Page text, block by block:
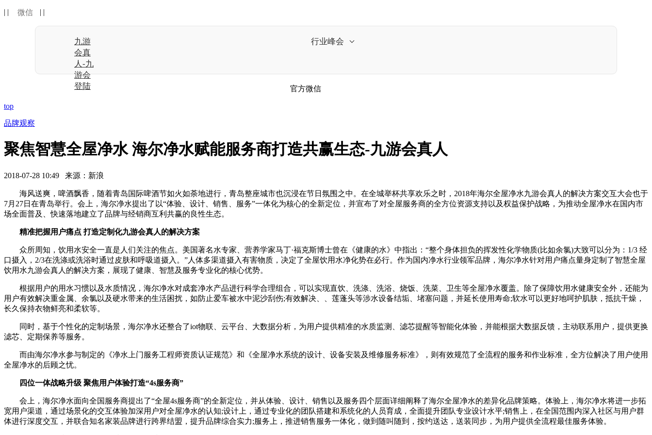
| | 微信 | |
九游
会真
人-九
游会
登陆
行业峰会
官方微信
top
品牌观察
聚焦智慧全屋净水 海尔净水赋能服务商打造共赢生态-九游会真人
2018-07-28 10:49 来源：新浪
海风送爽，啤酒飘香，随着青岛国际啤酒节如火如荼地进行，青岛整座城市也沉浸在节日氛围之中。在全城举杯共享欢乐之时，2018年海尔全屋净水九游会真人的解决方案交互大会也于
7月27日在青岛举行。会上，海尔净水提出了以“体验、设计、销售、服务”一体化为核心的全新定位，并宣布了对全屋服务商的全方位资源支持以及权益保护战略，为推动全屋净水在国内市
场全面普及、快速落地建立了品牌与经销商互利共赢的良性生态。
精准把握用户痛点 打造定制化九游会真人的解决方案
众所周知，饮用水安全一直是人们关注的焦点。美国著名水专家、营养学家马丁·福克斯博士曾在《健康的水》中指出：“整个身体担负的挥发性化学物质(比如余氯)大致可以分为：1/3 经
口摄入，2/3在洗涤或洗浴时通过皮肤和呼吸道摄入。”人体多渠道摄入有害物质，决定了全屋饮用水净化势在必行。作为国内净水行业领军品牌，海尔净水针对用户痛点量身定制了智慧全屋
饮用水九游会真人的解决方案，展现了健康、智慧及服务专业化的核心优势。
根据用户的用水习惯以及水质情况，海尔净水对成套净水产品进行科学合理组合，可以实现直饮、洗涤、洗浴、烧饭、洗菜、卫生等全屋净水覆盖。除了保障饮用水健康安全外，还能为
用户有效解决重金属、余氯以及硬水带来的生活困扰，如防止爱车被水中泥沙刮伤;有效解决、、莲蓬头等涉水设备结垢、堵塞问题，并延长使用寿命;软水可以更好地呵护肌肤，抵抗干燥，
长久保持衣物鲜亮和柔软等。
同时，基于个性化的定制场景，海尔净水还整合了iot物联、云平台、大数据分析，为用户提供精准的水质监测、滤芯提醒等智能化体验，并能根据大数据反馈，主动联系用户，提供更换
滤芯、定期保养等服务。
而由海尔净水参与制定的《净水上门服务工程师资质认证规范》和《全屋净水系统的设计、设备安装及维修服务标准》，则有效规范了全流程的服务和作业标准，全方位解决了用户使用
全屋净水的后顾之忧。
四位一体战略升级 聚焦用户体验打造“4s服务商”
会上，海尔净水面向全国服务商提出了“全屋4s服务商”的全新定位，并从体验、设计、销售以及服务四个层面详细阐释了海尔全屋净水的差异化品牌策略。体验上，海尔净水将进一步拓
宽用户渠道，通过场景化的交互体验加深用户对全屋净水的认知;设计上，通过专业化的团队搭建和系统化的人员育成，全面提升团队专业设计水平;销售上，在全国范围内深入社区与用户群
体进行深度交互，并联合知名家装品牌进行跨界结盟，提升品牌综合实力;服务上，推进销售服务一体化，做到随叫随到，按约送达，送装同步，为用户提供全流程最佳服务体验。